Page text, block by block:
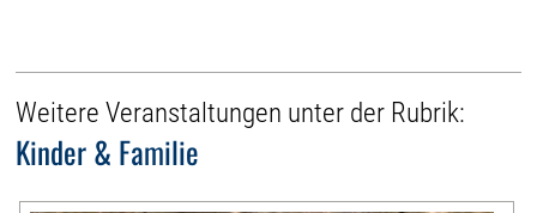
Weitere Veranstaltungen unter der Rubrik:
Kinder & Familie